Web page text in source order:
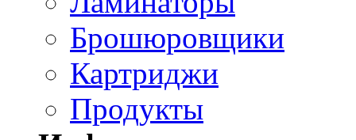
Брошюровщики
Картриджи
Продукты